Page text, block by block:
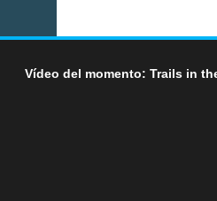
Vídeo del momento: Trails in